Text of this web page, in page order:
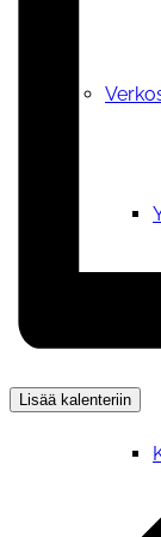
Lisää kalenteriin